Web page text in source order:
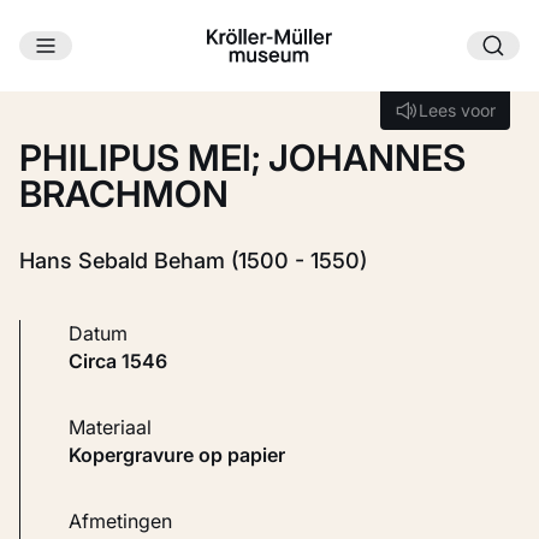
Ga naar hoofdinhoud
Lees voor
Lees voor
PHILIPUS MEI; JOHANNES
BRACHMON
Hans Sebald Beham (1500 - 1550)
Datum
circa 1546
Materiaal
Kopergravure op papier
Afmetingen